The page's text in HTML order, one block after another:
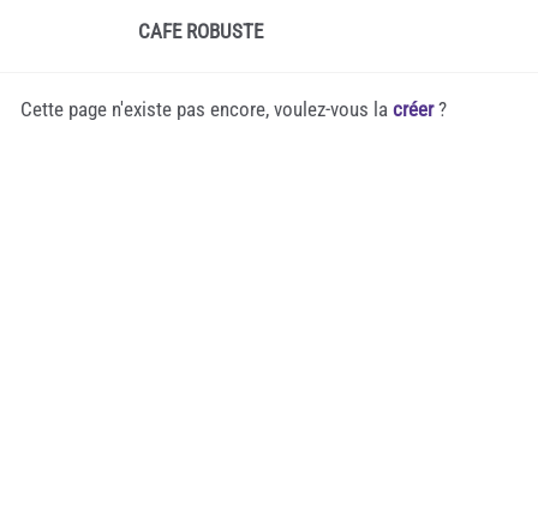
CAFE ROBUSTE
Cette page n'existe pas encore, voulez-vous la créer?